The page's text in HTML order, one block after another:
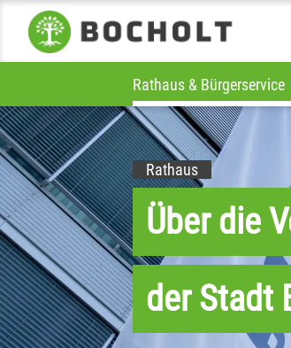
Rathaus & Bürgerservice
Rathaus
Über die
der Stadt